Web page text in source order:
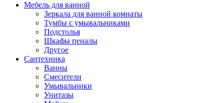
Мебель для ванной
Зеркала для ванной комнаты
Тумбы с умывальниками
Подстолья
Шкафы пеналы
Другое
Сантехника
Ванны
Смесители
Умывальники
Унитазы